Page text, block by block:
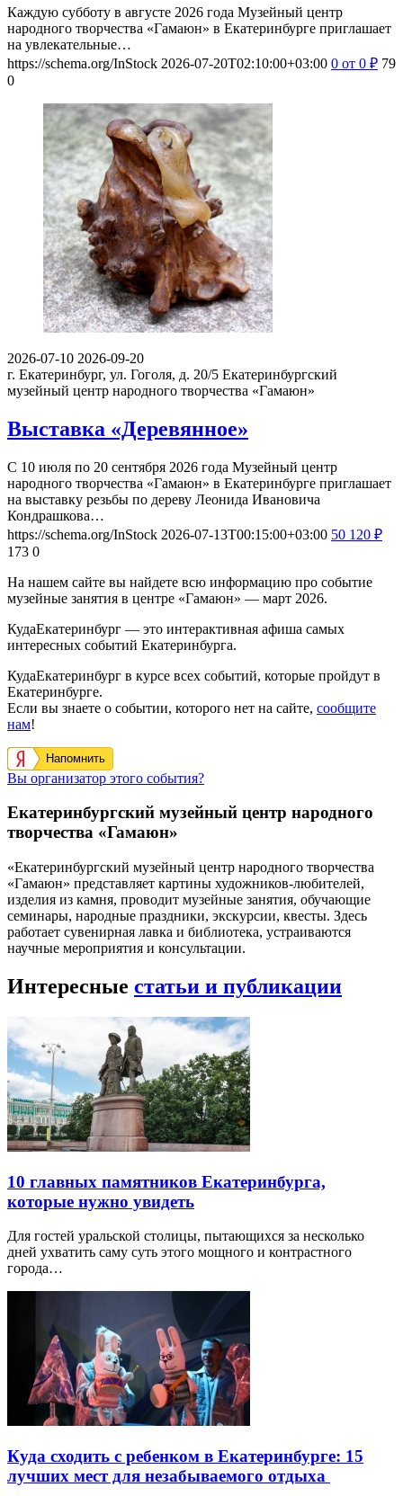
Каждую субботу в августе 2026 года Музейный центр
народного творчества «Гамаюн» в Екатеринбурге приглашает
на увлекательные…
https://schema.org/InStock 2026-07-20T02:10:00+03:00 0 от 0 ₽ 79
0
2026-07-10 2026-09-20
г. Екатеринбург, ул. Гоголя, д. 20/5 Екатеринбургский
музейный центр народного творчества «Гамаюн»
Выставка «Деревянное»
С 10 июля по 20 сентября 2026 года Музейный центр
народного творчества «Гамаюн» в Екатеринбурге приглашает
на выставку резьбы по дереву Леонида Ивановича
Кондрашкова…
https://schema.org/InStock 2026-07-13T00:15:00+03:00 50 120 ₽
173 0
На нашем сайте вы найдете всю информацию про событие
музейные занятия в центре «Гамаюн» — март 2026.
КудаЕкатеринбург — это интерактивная афиша самых
интересных событий Екатеринбурга.
КудаЕкатеринбург в курсе всех событий, которые пройдут в
Екатеринбурге.
Если вы знаете о событии, которого нет на сайте, сообщите
нам!
Напомнить
Вы организатор этого события?
Екатеринбургский музейный центр народного
творчества «Гамаюн»
«Екатеринбургский музейный центр народного творчества
«Гамаюн» представляет картины художников-любителей,
изделия из камня, проводит музейные занятия, обучающие
семинары, народные праздники, экскурсии, квесты. Здесь
работает сувенирная лавка и библиотека, устраиваются
научные мероприятия и консультации.
Интересные статьи и публикации
10 главных памятников Екатеринбурга,
которые нужно увидеть
Для гостей уральской столицы, пытающихся за несколько
дней ухватить саму суть этого мощного и контрастного
города…
Куда сходить с ребенком в Екатеринбурге: 15
лучших мест для незабываемого отдыха